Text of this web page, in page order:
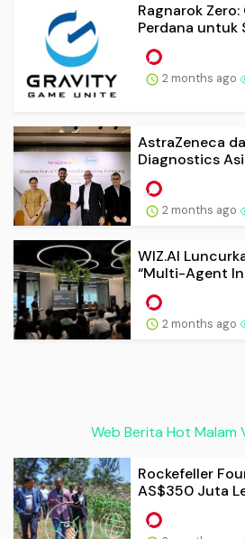
Ragnarok
Perdana untuk
2 months ago
AstraZeneca
Diagnostics
2 months ago
WIZ.AI
“Multi-Agent
2 months ago
Web Berita Hot Malam
Rockefeller
AS$350 Juta